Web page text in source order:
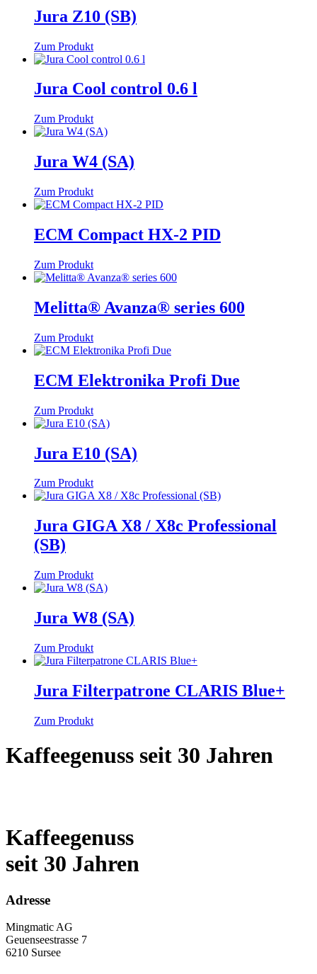
Jura Z10 (SB)
Zum Produkt
Jura Cool control 0.6 l
Zum Produkt
Jura W4 (SA)
Zum Produkt
ECM Compact HX-2 PID
Zum Produkt
Melitta® Avanza® series 600
Zum Produkt
ECM Elektronika Profi Due
Zum Produkt
Jura E10 (SA)
Zum Produkt
Jura GIGA X8 / X8c Professional
(SB)
Zum Produkt
Jura W8 (SA)
Zum Produkt
Jura Filterpatrone CLARIS Blue+
Zum Produkt
Kaffeegenuss seit 30 Jahren
Kaffeegenuss
seit 30 Jahren
Adresse
Mingmatic AG
Geuenseestrasse 7
6210 Sursee